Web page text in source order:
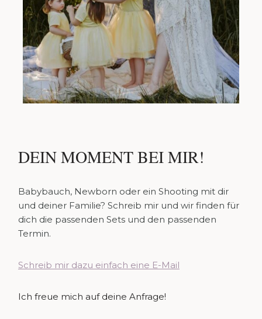
DEIN MOMENT BEI MIR!
Babybauch, Newborn oder ein Shooting mit dir
und deiner Familie? Schreib mir und wir finden für
dich die passenden Sets und den passenden
Termin.
Schreib mir dazu einfach eine E-Mail
Ich freue mich auf deine Anfrage!